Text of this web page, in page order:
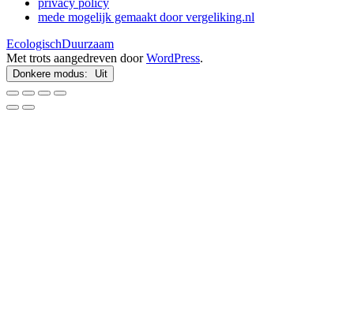
mede mogelijk gemaakt door vergeliking.nl
EcologischDuurzaam
Met trots aangedreven doorWordPress.
Donkere modus: